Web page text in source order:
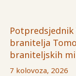
branitelja
braniteljskih
7 kolovoza, 2026